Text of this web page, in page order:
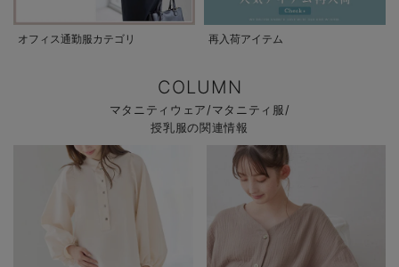
オフィス通勤服カテゴリ 再入荷アイテム
COLUMN
マタニティウェア/マタニティ服/
授乳服の関連情報